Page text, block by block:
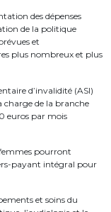
des dépenses
de la politique
et
plus nombreux et plus
d’invalidité (ASI)
charge de la branche
euros par mois
pourront
payant intégral pour
et soins du